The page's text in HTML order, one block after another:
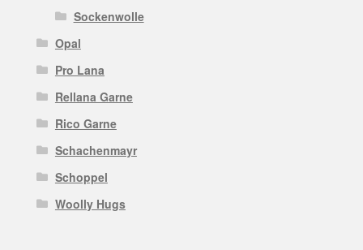
Sockenwolle
Opal
Pro Lana
Rellana Garne
Rico Garne
Schachenmayr
Schoppel
Woolly Hugs